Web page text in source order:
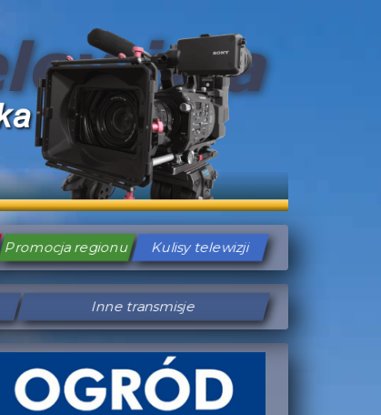
Promocja regionu Kulisy telewizji
Inne transmisje